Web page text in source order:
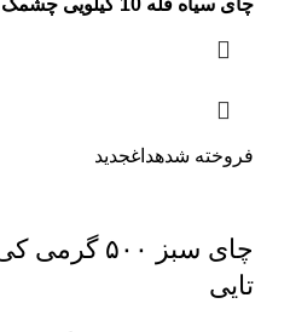
چای سیاه فله 10 کیلویی چشمک استاندارد ۲۲۰ (شکسته)
فروخته شدهداغجدید
تایی